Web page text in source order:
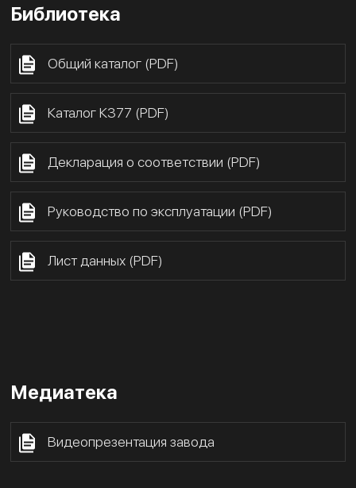
Библиотека
Общий каталог (PDF)
Каталог К377 (PDF)
Декларация о соответствии (PDF)
Руководство по эксплуатации (PDF)
Лист данных (PDF)
Медиатека
Видеопрезентация завода